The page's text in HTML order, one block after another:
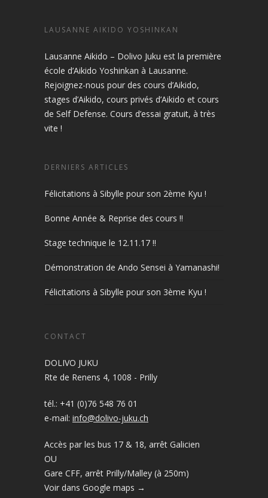
LAUSANNE AIKIDO YOSHINKAN
Lausanne Aikido – Dolivo Juku est la première
école d’Aikido Yoshinkan à Lausanne.
Rejoignez-nous pour des cours d’Aikido,
stages d’Aikido, cours privés d’Aikido et cours
de Self Defense. Cours d’essai gratuit, à très
vite !
DERNIERS ARTICLES
Félicitations à Sibylle pour son 2ème Kyu !
Bonne Année & Reprise des cours !!
Stage technique le 12.11.17 !!
Démonstration de Ando Sensei à Yamanashi!
Félicitations à Sibylle pour son 3ème Kyu !
CONTACT
DOLIVO JUKU
Rte de Renens 4, 1008 - Prilly
tél.: +41 (0)76 548 76 01
e-mail: info@dolivo-juku.ch
Accès par les bus 17 & 18, arrêt Galicien
OU
Gare CFF, arrêt Prilly/Malley (à 250m)
Voir dans Google maps →